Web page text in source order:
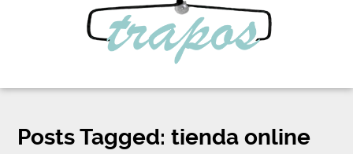
Posts Tagged: tienda online